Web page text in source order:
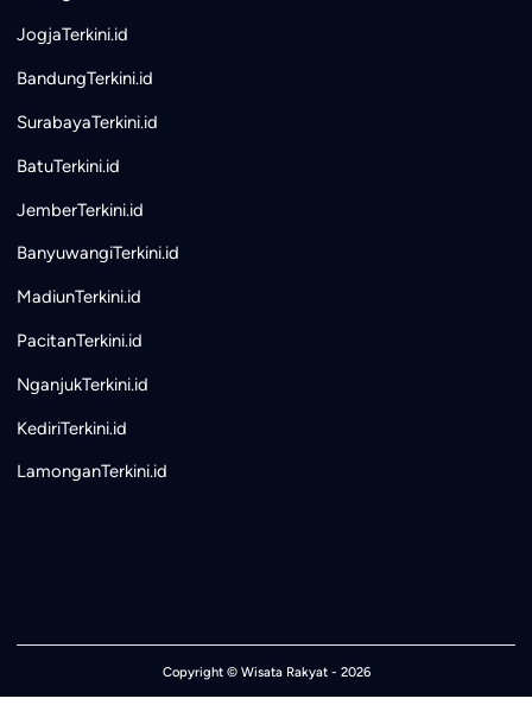
JogjaTerkini.id
BandungTerkini.id
SurabayaTerkini.id
BatuTerkini.id
JemberTerkini.id
BanyuwangiTerkini.id
MadiunTerkini.id
PacitanTerkini.id
NganjukTerkini.id
KediriTerkini.id
LamonganTerkini.id
Copyright © Wisata Rakyat- 2026